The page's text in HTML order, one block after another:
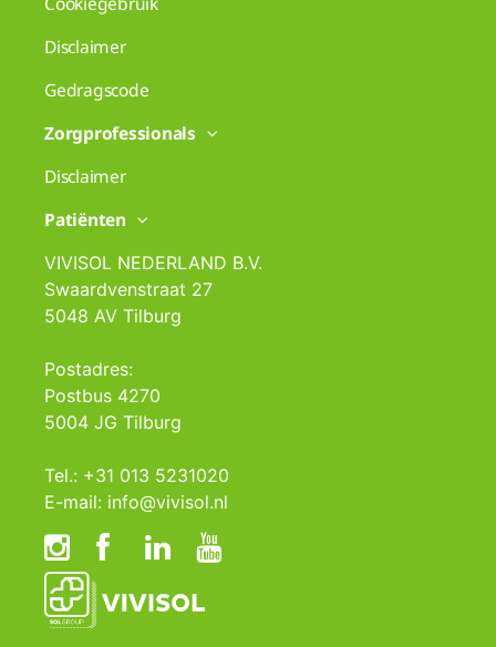
Disclaimer
Gedragscode
Zorgprofessionals
Disclaimer
Patiënten
VIVISOL NEDERLAND B.V.
Swaardvenstraat 27
5048 AV Tilburg
Postadres:
Postbus 4270
5004 JG Tilburg
Tel.: +31 013 5231020
E-mail: info@vivisol.nl